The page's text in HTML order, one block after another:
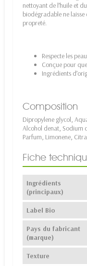
nettoyant de l’huile et
biodégradable ne laisse
propreté.
Respecte les
Conçue pour
Ingrédients
Composition
Dipropylene glycol,
Alcohol denat, Sodium
Parfum, Limonene,
Fiche
Ingrédients
(principaux)
Label Bio
Pays du fabricant
(marque)
Texture